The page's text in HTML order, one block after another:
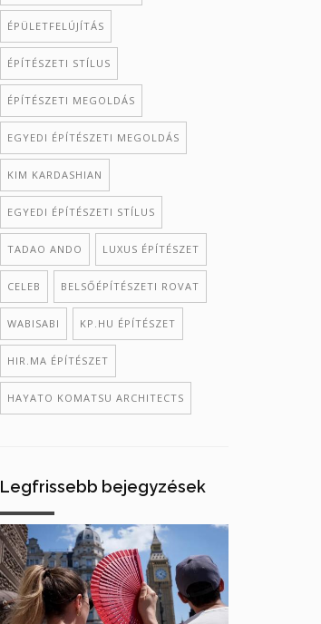
ÉPÜLETFELÚJÍTÁS
ÉPÍTÉSZETI STÍLUS
ÉPÍTÉSZETI MEGOLDÁS
EGYEDI ÉPÍTÉSZETI MEGOLDÁS
KIM KARDASHIAN
EGYEDI ÉPÍTÉSZETI STÍLUS
TADAO ANDO LUXUS ÉPÍTÉSZET
CELEB BELSŐÉPÍTÉSZETI ROVAT
WABISABI KP.HU ÉPÍTÉSZET
HIR.MA ÉPÍTÉSZET
HAYATO KOMATSU ARCHITECTS
Legfrissebb bejegyzések